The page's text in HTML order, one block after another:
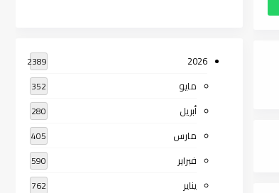
2026
2389
مايو 352
أبريل 280
مارس 405
فبراير 590
يناير 762